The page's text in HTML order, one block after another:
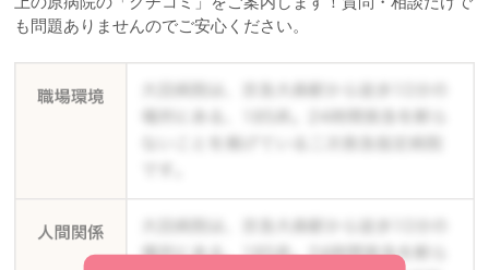
も問題ありませんのでご安心ください。